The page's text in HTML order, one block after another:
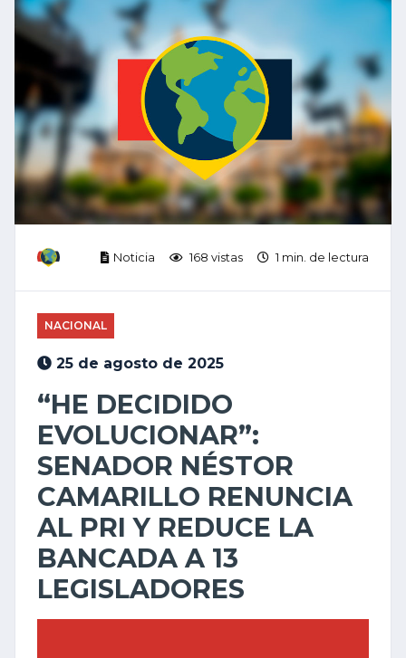
Noticia 168 vistas 1 min. de lectura
NACIONAL
25 de agosto de 2025
“HE DECIDIDO
EVOLUCIONAR”:
SENADOR NÉSTOR
CAMARILLO RENUNCIA
AL PRI Y REDUCE LA
BANCADA A 13
LEGISLADORES